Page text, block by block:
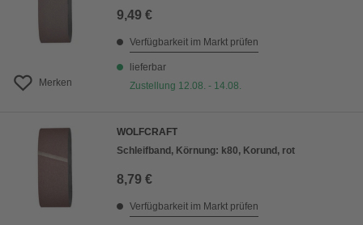
Merken
9,49 €
Verfügbarkeit im Markt prüfen
lieferbar
Zustellung 12.08. - 14.08.
WOLFCRAFT
Schleifband, Körnung: k80, Korund, rot
8,79 €
Verfügbarkeit im Markt prüfen